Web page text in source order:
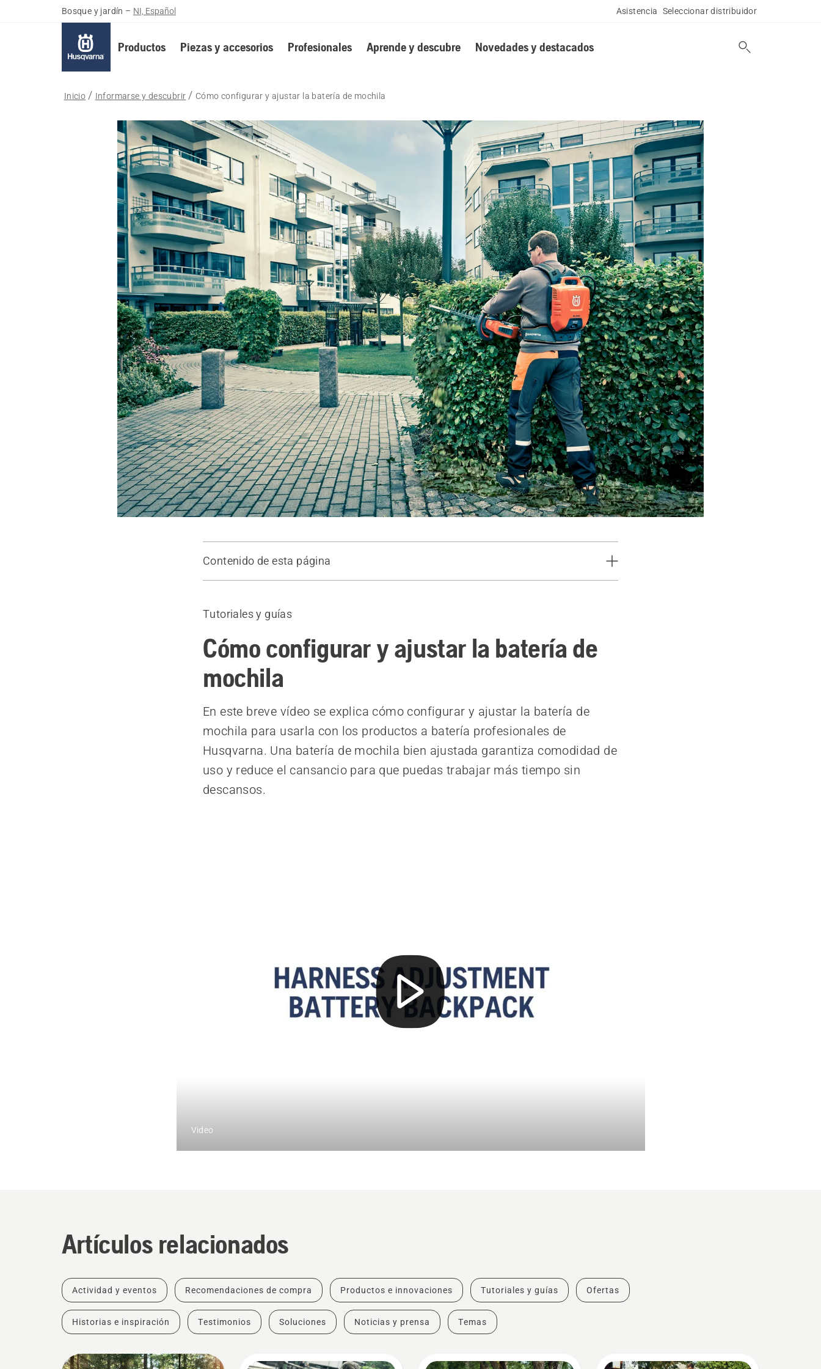
Bosque y jardín – NI, Español Asistencia Seleccionar distribuidor
Productos Piezas y accesorios Profesionales Aprende y descubre Novedades y destacados
Inicio Informarse y descubrir Cómo configurar y ajustar la batería de mochila
Contenido de esta página
Cómo ajustar la batería de mochila
Tutoriales y guías
Cómo configurar y ajustar la batería de
mochila
En este breve vídeo se explica cómo configurar y ajustar la batería de
mochila para usarla con los productos a batería profesionales de
Husqvarna. Una batería de mochila bien ajustada garantiza comodidad de
uso y reduce el cansancio para que puedas trabajar más tiempo sin
descansos.
Video
Artículos relacionados
Actividad y eventos Recomendaciones de compra Productos e innovaciones Tutoriales y guías Ofertas
Historias e inspiración Testimonios Soluciones Noticias y prensa Temas